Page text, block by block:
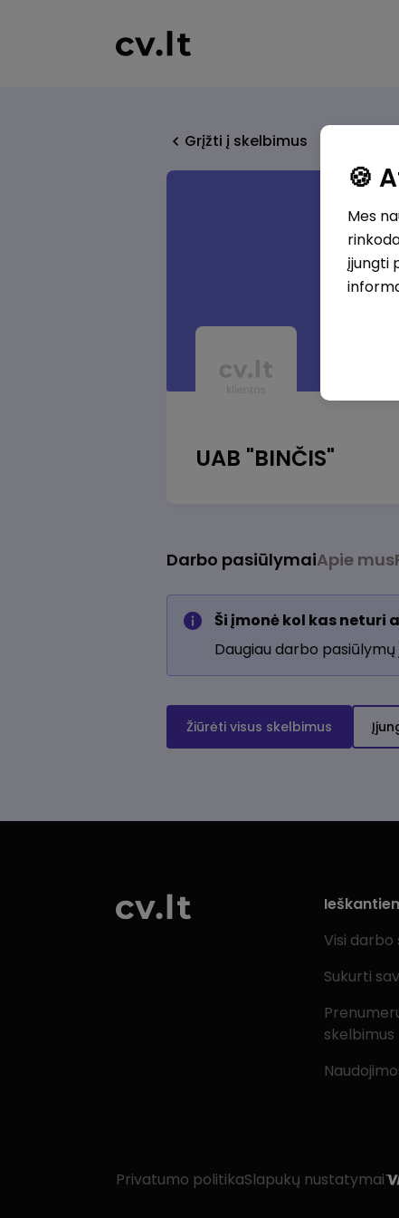
Grįžti į skelbimus
UAB "BINČIS"
Darbo pasiūlymaiApie mus
Ši įmonė kol kas neturi
Daugiau darbo pasiūlymų
Žiūrėti visus skelbimus
Visi darbo
Sukurti
skelbimus
Privatumo politikaSlapukų nustatymai
🍪
Mes
įjungti